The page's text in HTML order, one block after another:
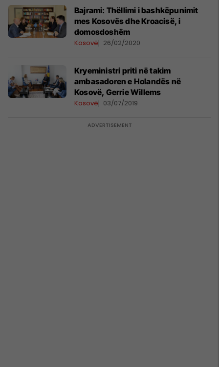
Bajrami: Thëllimi i bashkëpunimit
mes Kosovës dhe Kroacisë, i
domosdoshëm
Kosovë 26/02/2020
Kryeministri priti në takim
ambasadoren e Holandës në
Kosovë, Gerrie Willems
Kosovë 03/07/2019